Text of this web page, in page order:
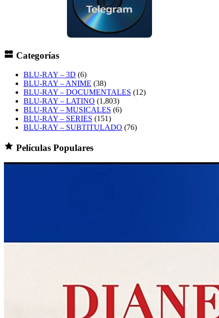
Categorías
BLU-RAY – 3D (6)
BLU-RAY – ANIME (38)
BLU-RAY – DOCUMENTALES (12)
BLU-RAY – LATINO (1,803)
BLU-RAY – MUSICALES (6)
BLU-RAY – SERIES (151)
BLU-RAY – SUBTITULADO (76)
Películas Populares